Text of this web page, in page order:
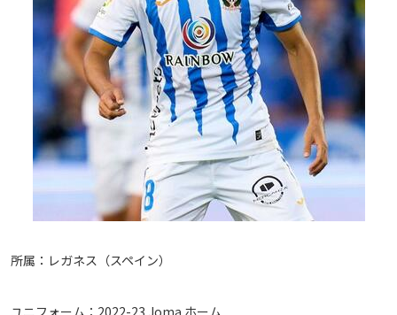
所属：レガネス（スペイン）
ユニフォーム：2022-23 Joma ホーム